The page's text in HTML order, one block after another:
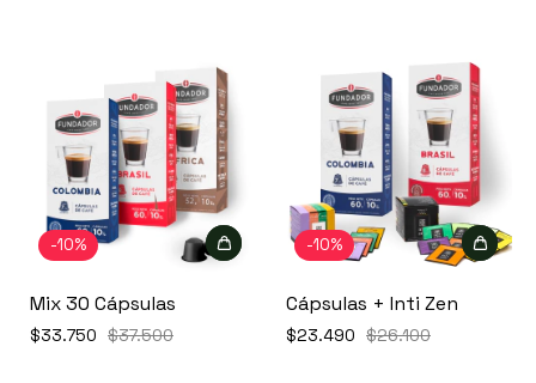
-10%
Mix 30 Cápsulas
$33.750 $37.500
-10%
Cápsulas + Inti Zen
$23.490 $26.100